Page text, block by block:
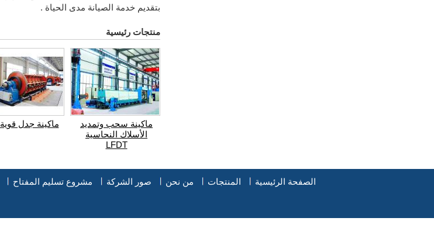
بتقديم خدمة الصيانة مدى الحياة .
منتجات رئيسية
ماكينة سحب وتمديد
الأسلاك النحاسية
LFDT
ماكينة جدل قوية JLK
الصفحة الرئيسية المنتجات من نحن صور الشركة مشروع تسليم المفتاح